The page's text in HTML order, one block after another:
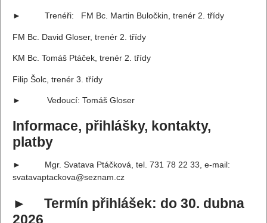
► Trenéři: FM Bc. Martin Buločkin, trenér 2. třídy
FM Bc. David Gloser, trenér 2. třídy
KM Bc. Tomáš Ptáček, trenér 2. třídy
Filip Šolc, trenér 3. třídy
► Vedoucí: Tomáš Gloser
Informace, přihlášky, kontakty,
platby
► Mgr. Svatava Ptáčková, tel. 731 78 22 33, e-mail:
svatavaptackova@seznam.cz
► Termín přihlášek: do 30. dubna
2026